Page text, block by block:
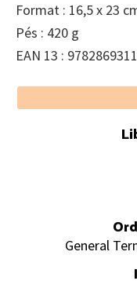
Format : 16,5 x 23
Pés : 420 g
EAN 13 :
Footer
General